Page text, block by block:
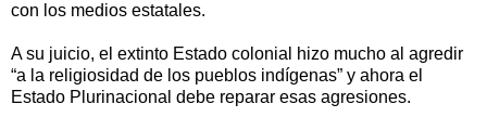
con los medios estatales.
A su juicio, el extinto Estado colonial hizo mucho al agredir
“a la religiosidad de los pueblos indígenas” y ahora el
Estado Plurinacional debe reparar esas agresiones.